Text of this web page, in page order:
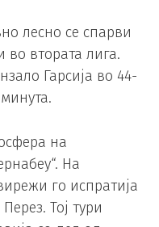
лесно се спарви
во втората лига.
Гарсија во 44-
на
На
го испратија
Тој тури